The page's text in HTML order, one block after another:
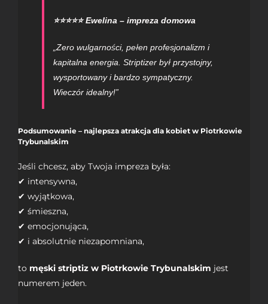
⭐⭐⭐⭐⭐ Ewelina – impreza domowa
„Zero wulgarności, pełen profesjonalizm i
kapitalna energia. Striptizer był przystojny,
wysportowany i bardzo sympatyczny.
Wieczór idealny!”
Podsumowanie – najlepsza atrakcja dla kobiet w Piotrkowie
Trybunalskim
Jeśli chcesz, aby Twoja impreza była:
✔ intensywna,
✔ wyjątkowa,
✔ śmieszna,
✔ emocjonująca,
✔ i absolutnie niezapomniana,
to męski striptiz w Piotrkowie Trybunalskim jest
numerem jeden.